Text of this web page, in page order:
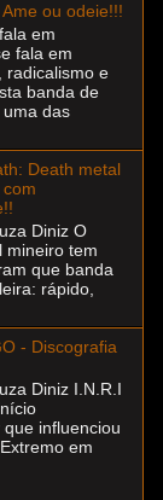
ou odeie!!!
em
fala em
radicalismo e
banda de
das
Death metal
Diniz O
mineiro tem
que banda
rápido,
- Discografia
Diniz I.N.R.I
influenciou
em